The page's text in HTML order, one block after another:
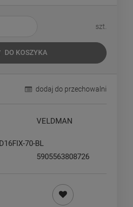
szt.
DO KOSZYKA
dodaj do przechowalni
VELDMAN
70-BL
5905563808726